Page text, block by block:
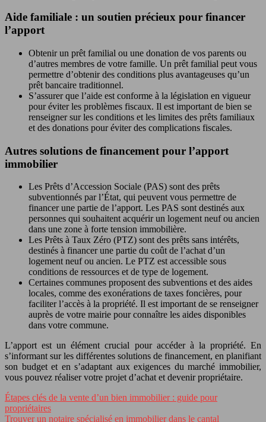
Aide familiale : un soutien précieux pour financer
l’apport
Obtenir un prêt familial ou une donation de vos parents ou
d’autres membres de votre famille. Un prêt familial peut vous
permettre d’obtenir des conditions plus avantageuses qu’un
prêt bancaire traditionnel.
S’assurer que l’aide est conforme à la législation en vigueur
pour éviter les problèmes fiscaux. Il est important de bien se
renseigner sur les conditions et les limites des prêts familiaux
et des donations pour éviter des complications fiscales.
Autres solutions de financement pour l’apport
immobilier
Les Prêts d’Accession Sociale (PAS) sont des prêts
subventionnés par l’État, qui peuvent vous permettre de
financer une partie de l’apport. Les PAS sont destinés aux
personnes qui souhaitent acquérir un logement neuf ou ancien
dans une zone à forte tension immobilière.
Les Prêts à Taux Zéro (PTZ) sont des prêts sans intérêts,
destinés à financer une partie du coût de l’achat d’un
logement neuf ou ancien. Le PTZ est accessible sous
conditions de ressources et de type de logement.
Certaines communes proposent des subventions et des aides
locales, comme des exonérations de taxes foncières, pour
faciliter l’accès à la propriété. Il est important de se renseigner
auprès de votre mairie pour connaître les aides disponibles
dans votre commune.
L’apport est un élément crucial pour accéder à la propriété. En
s’informant sur les différentes solutions de financement, en planifiant
son budget et en s’adaptant aux exigences du marché immobilier,
vous pouvez réaliser votre projet d’achat et devenir propriétaire.
Étapes clés de la vente d’un bien immobilier : guide pour
propriétaires
Trouver un notaire spécialisé en immobilier dans le cantal